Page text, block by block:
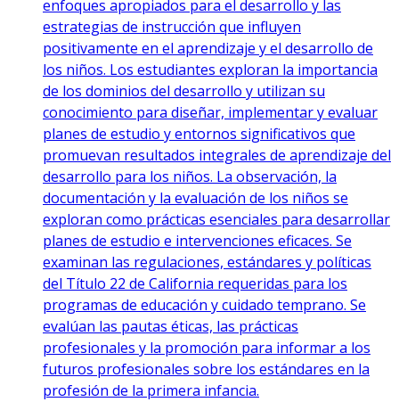
enfoques apropiados para el desarrollo y las
estrategias de instrucción que influyen
positivamente en el aprendizaje y el desarrollo de
los niños. Los estudiantes exploran la importancia
de los dominios del desarrollo y utilizan su
conocimiento para diseñar, implementar y evaluar
planes de estudio y entornos significativos que
promuevan resultados integrales de aprendizaje del
desarrollo para los niños. La observación, la
documentación y la evaluación de los niños se
exploran como prácticas esenciales para desarrollar
planes de estudio e intervenciones eficaces. Se
examinan las regulaciones, estándares y políticas
del Título 22 de California requeridas para los
programas de educación y cuidado temprano. Se
evalúan las pautas éticas, las prácticas
profesionales y la promoción para informar a los
futuros profesionales sobre los estándares en la
profesión de la primera infancia.